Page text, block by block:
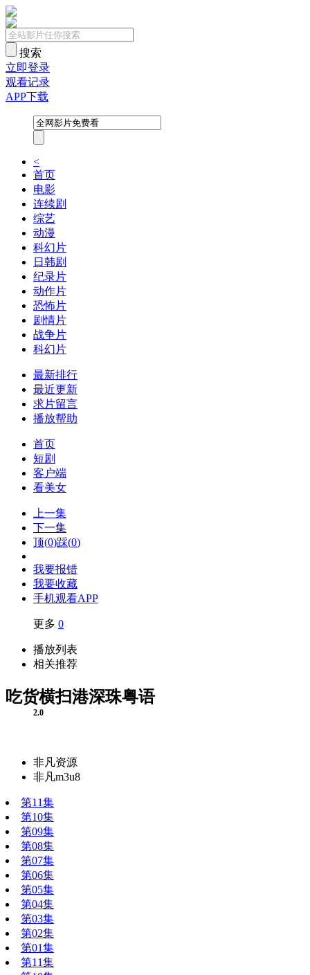
搜索
立即登录
观看记录
APP下载
<
首页
电影
连续剧
综艺
动漫
科幻片
日韩剧
纪录片
动作片
恐怖片
剧情片
战争片
科幻片
最新排行
最近更新
求片留言
播放帮助
首页
短剧
客户端
看美女
上一集
下一集
顶(0)踩(0)
我要报错
我要收藏
手机观看APP
更多 0
播放列表
相关推荐
吃货横扫港深珠粤语
2.0
非凡资源
非凡m3u8
第11集
第10集
第09集
第08集
第07集
第06集
第05集
第04集
第03集
第02集
第01集
第11集